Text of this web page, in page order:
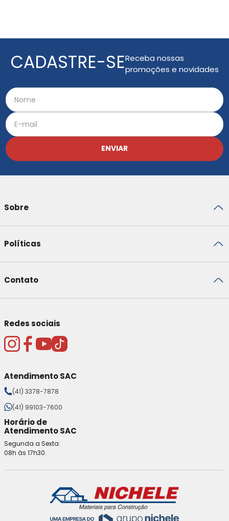
CADASTRE-SEReceba nossas
promoções e novidades
ENVIAR
Sobre
Políticas
Contato
Redes sociais
Atendimento SAC
(41) 3378-7878
(41) 99103-7600
Horário de
Atendimento SAC
Segunda a Sexta:
08h às 17h30.